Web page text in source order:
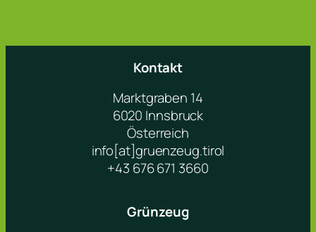
Kontakt
Marktgraben 14
6020 Innsbruck
Österreich
info[at]gruenzeug.tirol
+43 676 671 3660
Grünzeug